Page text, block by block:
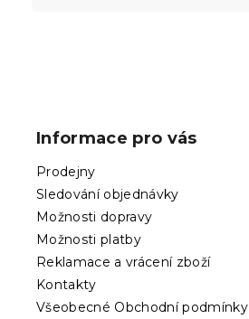
Informace pro vás
Prodejny
Sledování objednávky
Možnosti dopravy
Možnosti platby
Reklamace a vrácení zboží
Kontakty
Všeobecné Obchodní podmínky